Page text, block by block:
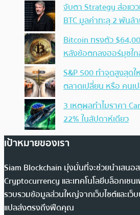
จับตา Strategy ส่อแว
BTC มูลค่าทะลุ 2 พันล้
Bitcoin ทรงตัว
หลังข้อตกลงฮอร์มุซใ
S&P 500 ทำจุดสูงสุด
ตลาดเปลี่ยน หรือ คนเ
3 เหตุผลทำไมราคา
22% ในสัปดาห์เดียว
เป้าหมายของเรา
Siam Blockchain มุ่งมั่นที่จะช่วยนำเสนอ
Cryptocurrency และเทคโนโลยีบล็อกเชน
รวบรวมข้อมูลส่วนใหญ่จากเว็บไซต์และเว็
แปลส่งตรงถึงฟีดคุณ